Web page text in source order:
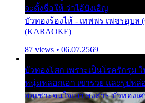
จะตั้งชื่อให้ ว่าไอ้บังเอิญ
บัวทองร้องไห้ - เทพพร เพชรอุบล
(KARAOKE)
87 views • 06.07.2569
บัวทองโศก เพราะเป็นโรครักรุม
หนุ่มหลอกเอา เขารวย และรูปหล่
ออเซาะจนใจเบา สงสาร บัวทองเ